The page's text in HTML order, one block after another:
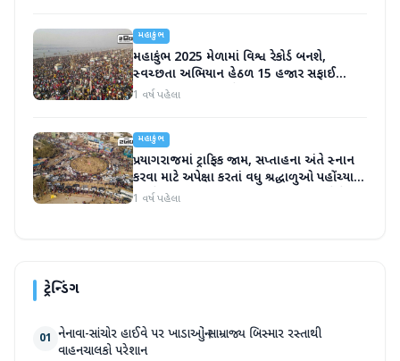
મહાકુંભ
મહાકુંભ 2025 મેળામાં વિશ્વ રેકોર્ડ બનશે,
સ્વચ્છતા અભિયાન હેઠળ 15 હજાર સફાઈ
કર્મચારીઓ એકઠા થશે
1 વર્ષ પહેલા
મહાકુંભ
પ્રયાગરાજમાં ટ્રાફિક જામ, સપ્તાહના અંતે સ્નાન
કરવા માટે અપેક્ષા કરતાં વધુ શ્રદ્ધાળુઓ પહોંચ્યા,
આજે મહાકુંભમાં CM યોગી પણ હાજર રહેશે
1 વર્ષ પહેલા
ટ્રેન્ડિંગ
01 નેનાવા-સાંચોર હાઈવે પર ખાડાઓનું સામ્રાજ્ય બિસ્માર રસ્તાથી
વાહનચાલકો પરેશાન